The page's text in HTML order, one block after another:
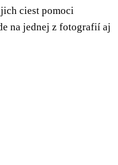
ciest pomoci
na jednej z fotografií aj